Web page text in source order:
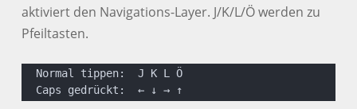
aktiviert den Navigations-Layer. J/K/L/Ö werden zu
Pfeiltasten.
Normal tippen:  J K L Ö
Caps gedrückt:  ← ↓ → ↑